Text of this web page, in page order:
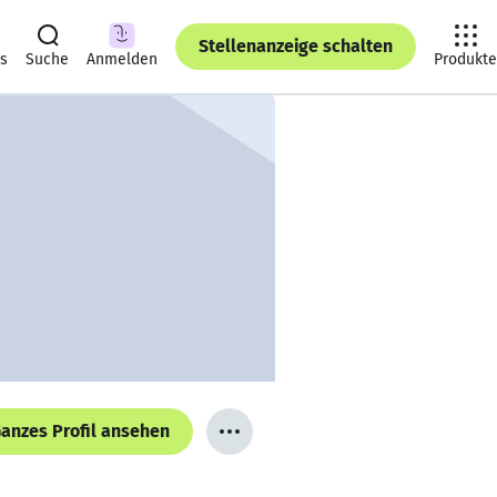
Suche Anmelden
Stellenanzeige schalten
Produkte
Profil ansehen